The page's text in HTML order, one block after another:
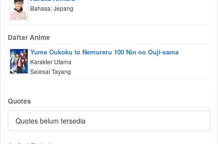
Bahasa: Jepang
Daftar Anime
Yume Oukoku to Nemureru 100 Nin no Ouji-sama
Karakter Utama
Selesai Tayang
Quotes
Quotes belum tersedia